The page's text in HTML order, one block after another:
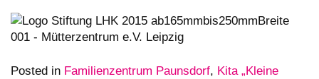
Posted in Familienzentrum Paunsdorf, Kita „Kleine